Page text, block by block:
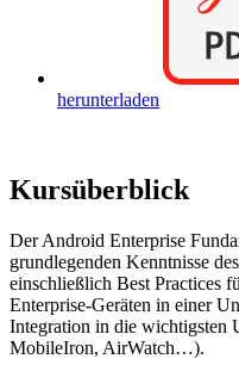
herunterladen
Kursüberblick
Der Android Enterprise
grundlegenden Kenntnisse
einschließlich Best Practices
Enterprise-Geräten in einer
Integration in die wichtigsten
MobileIron, AirWatch…).